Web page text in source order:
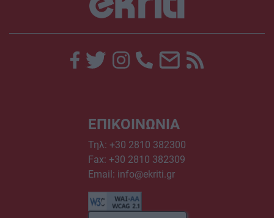
ΕΠΙΚΟΙΝΩΝΙΑ
Τηλ: +30 2810 382300
Fax: +30 2810 382309
Email: info@ekriti.gr